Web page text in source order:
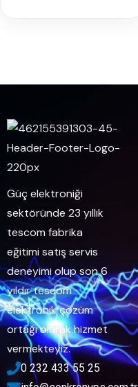
Güç elektroniği
sektöründe 23 yıllık
tescom fabrika
eğitimi satış servis
deneyimi olup son 6
yıldır tescom
elektronik çözüm
ortağı olarak hizmet
vermekteyiz.
0 232 433 55 25